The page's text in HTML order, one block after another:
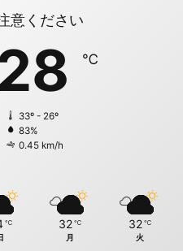
意ください
℃
33º - 26º
83%
0.45 km/h
℃ 32 ℃
月
32 ℃
火